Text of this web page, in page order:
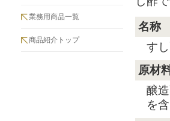
業務用商品一覧
商品紹介トップ
名称
す
原材
醸
を